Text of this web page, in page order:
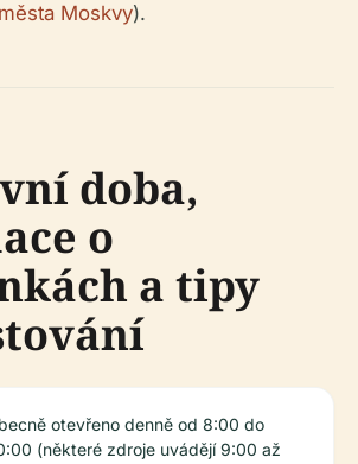
Moskvy).
doba,
o
a tipy
otevřeno denně od 8:00 do
(některé zdroje uvádějí 9:00 až